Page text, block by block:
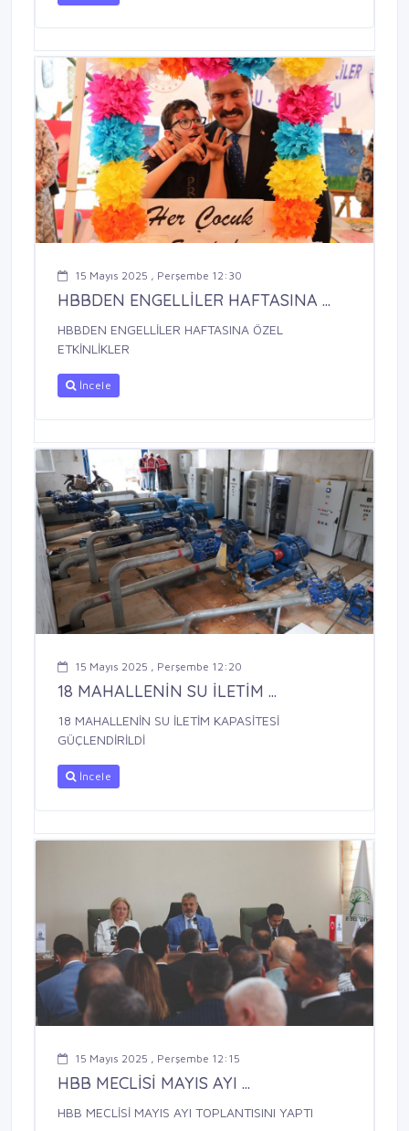
15 Mayıs 2025 , Perşembe 12:30
HBBDEN ENGELLİLER HAFTASINA ...
HBBDEN ENGELLİLER HAFTASINA ÖZEL
ETKİNLİKLER
İncele
15 Mayıs 2025 , Perşembe 12:20
18 MAHALLENİN SU İLETİM ...
18 MAHALLENİN SU İLETİM KAPASİTESİ
GÜÇLENDİRİLDİ
İncele
15 Mayıs 2025 , Perşembe 12:15
HBB MECLİSİ MAYIS AYI ...
HBB MECLİSİ MAYIS AYI TOPLANTISINI YAPTI